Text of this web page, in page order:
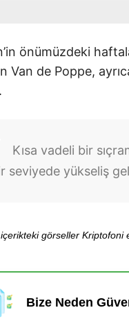
önümüzdeki
Van de Poppe,
Kısa vadeli bir
seviyede yükseliş
görseller Kriptofoni
Bize Neden